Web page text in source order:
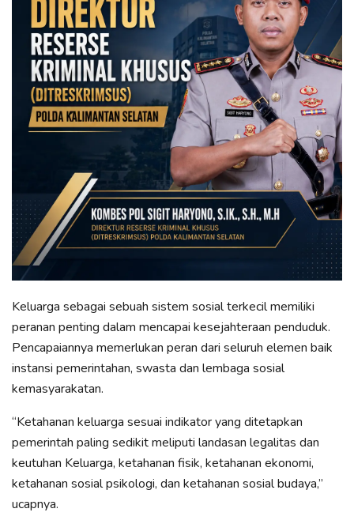
Keluarga sebagai sebuah sistem sosial terkecil memiliki
peranan penting dalam mencapai kesejahteraan penduduk.
Pencapaiannya memerlukan peran dari seluruh elemen baik
instansi pemerintahan, swasta dan lembaga sosial
kemasyarakatan.
“Ketahanan keluarga sesuai indikator yang ditetapkan
pemerintah paling sedikit meliputi landasan legalitas dan
keutuhan Keluarga, ketahanan fisik, ketahanan ekonomi,
ketahanan sosial psikologi, dan ketahanan sosial budaya,”
ucapnya.